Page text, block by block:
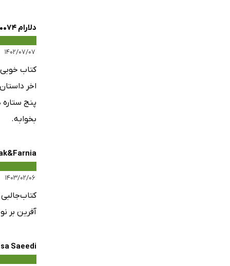
دلارام 0074
۱۴۰۲/۰۷/۰۷
کتاب
اخر
پنج
بخوابه.
۱۴۰۳/۰۲/۰۶
آفرین بر
Saeedi